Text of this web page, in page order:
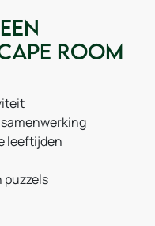
room
leeftijden
puzzels